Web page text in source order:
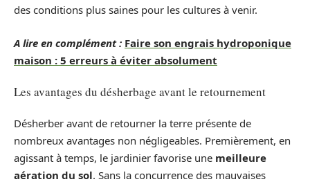
des conditions plus saines pour les cultures à venir.
A lire en complément : Faire son engrais hydroponique
maison : 5 erreurs à éviter absolument
Les avantages du désherbage avant le retournement
Désherber avant de retourner la terre présente de
nombreux avantages non négligeables. Premièrement, en
agissant à temps, le jardinier favorise une meilleure
aération du sol. Sans la concurrence des mauvaises